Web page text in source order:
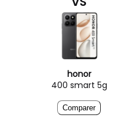
honor
400 smart 5g
Comparer